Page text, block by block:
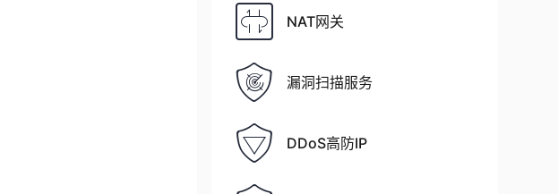
NAT网关
漏洞扫描服务
DDoS高防IP